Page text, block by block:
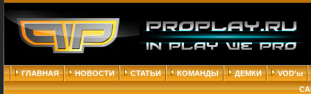
ГЛАВНАЯ НОВОСТИ СТАТЬИ КОМАНДЫ ДЕМКИ
VOD'ы